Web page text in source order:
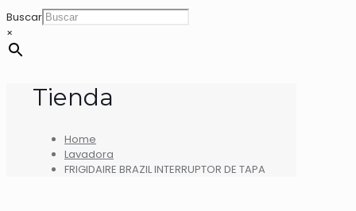
Buscar
×
Tienda
Home
Lavadora
FRIGIDAIRE BRAZIL INTERRUPTOR DE TAPA